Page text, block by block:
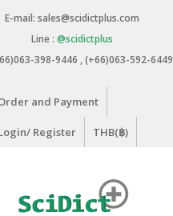
E-mail: sales@scidictplus.com
Line : @scidictplus
398-9446 , (+66)063-592-6449
and Payment
Register THB(฿)